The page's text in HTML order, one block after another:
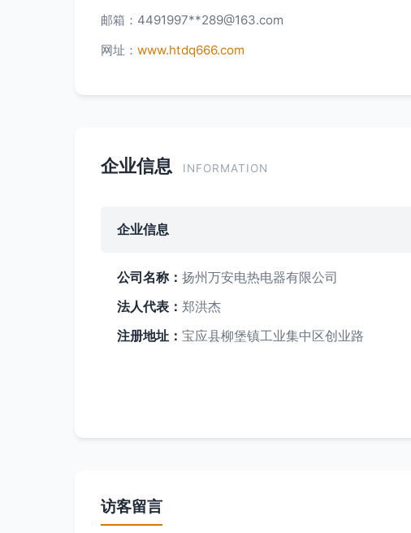
邮箱：4491997**289@163.com
网址： www.htdq666.com
企业信息 INFORMATION
企业信息
公司名称： 扬州万安电热电器有限公司
法人代表： 郑洪杰
注册地址： 宝应县柳堡镇工业集中区创业路
访客留言